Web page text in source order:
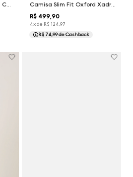
Camisa Comfort Fit Sarja Changeant Dudalina Masculina
Camisa Slim Fit Oxford Xadrez Dudalina Masculina
R$ 499,90
4x de R$ 124,97
R$ 74,99de Cashback